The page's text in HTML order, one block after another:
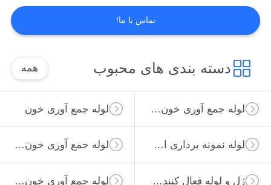
تماس با ما!
دسته بندی های محبوب همه
لوله جمع آوری خون لوله جمع آوری خون خلاء
لوله جمع آوری خون غیر خلاء لوله نمونه برداری از ویروس
لوله جمع آوری خون ساده ژل و لوله فعال کننده لخته